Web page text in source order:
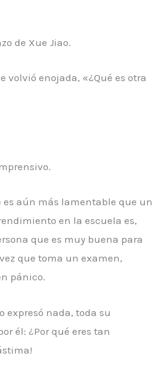
de Xue Jiao.
volvió enojada, «¿Qué es otra
es aún más lamentable que un
en la escuela es,
que es muy buena para
que toma un examen,
pánico.
expresó nada, toda su
él: ¿Por qué eres tan